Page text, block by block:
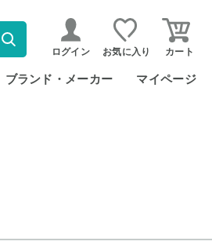
ログイン お気に入り カート
ブランド・メーカー マイページ